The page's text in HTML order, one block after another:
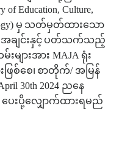
of Education, Culture,
မှ သတ်မှတ်ထားသော
ျင်းနှင့် ပတ်သက်သည့်
များအား MAJA ရုံး
ြစ်စေ၊ စာတိုက်/ အမြန်
30th 2024 ညနေ
ပေးပို့လျှောက်ထားရမည်